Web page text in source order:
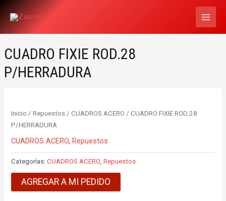
CUADRO FIXIE ROD.28
P/HERRADURA
Inicio /Repuestos /CUADROS ACERO / CUADRO FIXIE ROD.28
P/HERRADURA
CUADROS ACERO,Repuestos
Categorías:CUADROS ACERO,Repuestos
AGREGAR A MI PEDIDO